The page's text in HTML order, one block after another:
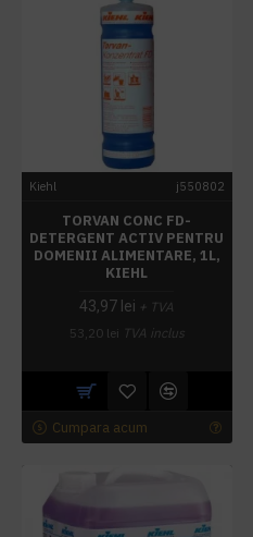
Kiehl j550802
TORVAN CONC FD-
DETERGENT ACTIV PENTRU
DOMENII ALIMENTARE, 1L,
KIEHL
43,97 lei + TVA
53,20 lei TVA inclus
Cumpara acum